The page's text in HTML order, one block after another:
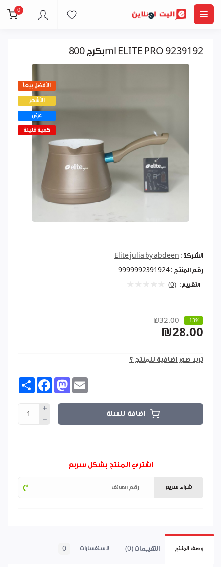
0
بكرج 800ml ELITE PRO 9239192
الأفضل بيعاً
الأشهر
عرض
كمية قليلة
الشركة : Elite julia by abdeen
رقم المنتج : 9999992391924
التقييم: (0)
₪32.00 -13%
₪28.00
تريد صور اضافية للمنتج ؟
Share FacebookMastodon
اضافة للسلة
اشتري المنتج بشكل سريع
شراء سريع
وصف المنتج التقييمات (0) الاستفسارات 0